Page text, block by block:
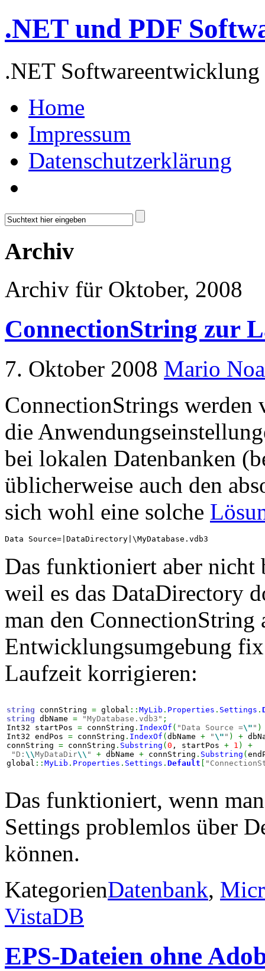
.NET und PDF
.NET
Home
Impressum
Datenschutzerklärung
Archiv
Archiv für Oktober, 2008
ConnectionString zur
7. Oktober 2008 Mario
ConnectionStrings
die
bei lokalen Datenbanken
üblicherweise auch den
sich wohl eine solche
Data Source=|DataDirectory|\MyDatabase.vdb3
Das funktioniert aber
weil es das DataDirectory
man den ConnectionString
Entwicklungsumgebung
Laufzeit korrigieren:
string connString = global :: MyLib . Properties . Settings .
string dbName = "MyDatabase.vdb3" ;
Int32 startPos = connString . IndexOf ( "Data Source =\" " )
Int32 endPos = connString . IndexOf ( dbName + "\" " ) +
connString = connString . Substring ( 0 , startPos + 1 )
+
"D: \\MyDataDir\\ " + dbName + connString . Substring (
global :: MyLib . Properties . Settings . Default
Das funktioniert, wenn
Settings problemlos über
können.
KategorienDatenbank,
VistaDB
EPS-Dateien ohne